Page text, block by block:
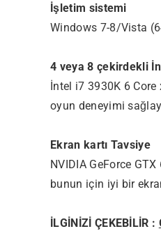
İşletim sistemi
Windows 7-8/Vista
4 veya 8 çekirdekli
İntel i7 3930K 6
oyun deneyimi
Ekran kartı Tavsiye
NVIDIA GeForce
bunun için iyi bir
İLGİNİZİ ÇEKEBİLİR :